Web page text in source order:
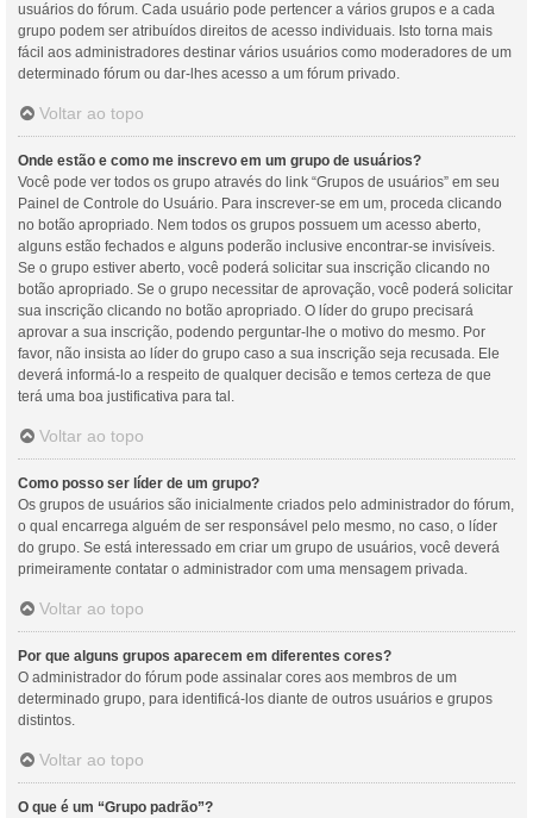
usuários do fórum. Cada usuário pode pertencer a vários grupos e a cada
grupo podem ser atribuídos direitos de acesso individuais. Isto torna mais
fácil aos administradores destinar vários usuários como moderadores de um
determinado fórum ou dar-lhes acesso a um fórum privado.
Voltar ao topo
Onde estão e como me inscrevo em um grupo de usuários?
Você pode ver todos os grupo através do link “Grupos de usuários” em seu
Painel de Controle do Usuário. Para inscrever-se em um, proceda clicando
no botão apropriado. Nem todos os grupos possuem um acesso aberto,
alguns estão fechados e alguns poderão inclusive encontrar-se invisíveis.
Se o grupo estiver aberto, você poderá solicitar sua inscrição clicando no
botão apropriado. Se o grupo necessitar de aprovação, você poderá solicitar
sua inscrição clicando no botão apropriado. O líder do grupo precisará
aprovar a sua inscrição, podendo perguntar-lhe o motivo do mesmo. Por
favor, não insista ao líder do grupo caso a sua inscrição seja recusada. Ele
deverá informá-lo a respeito de qualquer decisão e temos certeza de que
terá uma boa justificativa para tal.
Voltar ao topo
Como posso ser líder de um grupo?
Os grupos de usuários são inicialmente criados pelo administrador do fórum,
o qual encarrega alguém de ser responsável pelo mesmo, no caso, o líder
do grupo. Se está interessado em criar um grupo de usuários, você deverá
primeiramente contatar o administrador com uma mensagem privada.
Voltar ao topo
Por que alguns grupos aparecem em diferentes cores?
O administrador do fórum pode assinalar cores aos membros de um
determinado grupo, para identificá-los diante de outros usuários e grupos
distintos.
Voltar ao topo
O que é um “Grupo padrão”?